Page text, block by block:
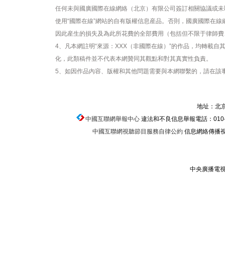
任何未與國廣國際在線網絡（北京）有限公司簽訂相關協議或
使用“國際在線”網站的自有版權信息産品。否則，國廣國際在
因此産生的損失及為此所花費的全部費用（包括但不限于律師
4、凡本網註明“來源：XXX（非國際在線）”的作品，均轉載自
化，此類稿件並不代表本網贊同其觀點和對其真實性負責。
5、如因作品內容、版權和其他問題需要與本網聯繫的，請在該
地址：北
中國互聯網舉報中心違法和不良信息舉報電話：
中國互聯網視聽節目服務自律公約信息網絡傳播
中央廣播電